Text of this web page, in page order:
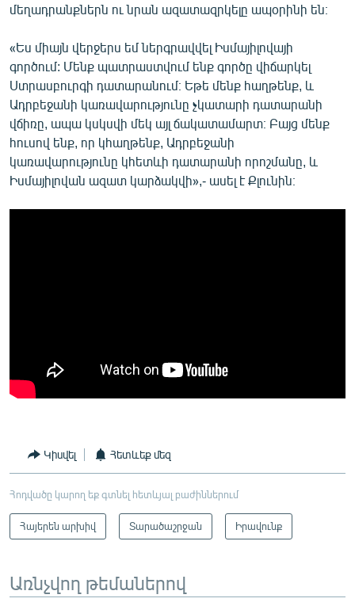
մեղադրանքներն ու նրան ազատազրկելը ապօրինի են։
«Ես միայն վերջերս եմ ներգրավվել Իսմայիլովայի
գործում: Մենք պատրաստվում ենք գործը վիճարկել
Ստրասբուրգի դատարանում։ Եթե մենք հաղթենք, և
Ադրբեջանի կառավարությունը չկատարի դատարանի
վճիռը, ապա կսկսվի մեկ այլ ճակատամարտ։ Բայց մենք
հուսով ենք, որ կհաղթենք, Ադրբեջանի
կառավարությունը կհետևի դատարանի որոշմանը, և
Իսմայիլովան ազատ կարձակվի»,- ասել է Քլունին։
Կիսվել Հետևեք մեզ
Հոդվածը կարող եք գտնել հետևյալ բաժիններում
Հայերեն արխիվ Տարածաշրջան Իրավունք
Առնչվող թեմաներով